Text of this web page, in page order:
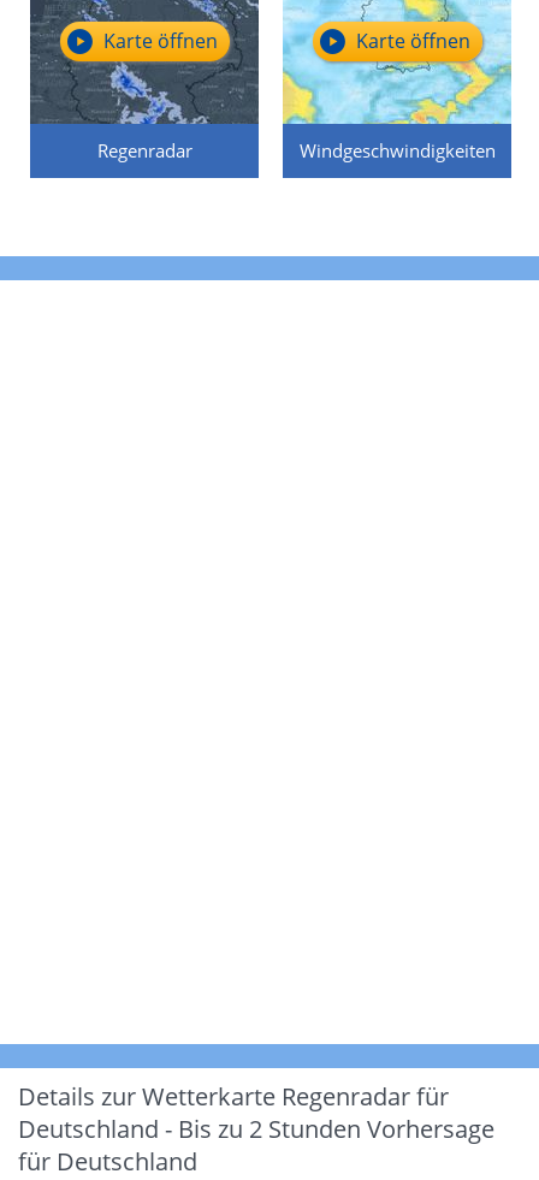
Regenradar
Karte öffnen
Windgeschwindigkeiten
Karte öffnen
Details zur Wetterkarte Regenradar für
Deutschland - Bis zu 2 Stunden Vorhersage
für Deutschland